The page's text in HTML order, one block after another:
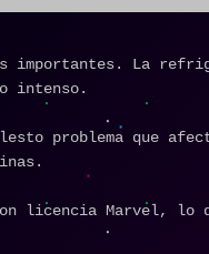
importantes. La
intenso.
problema que
licencia Marvel, lo